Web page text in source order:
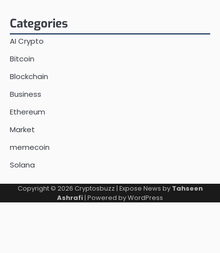
Categories
AI Crypto
Bitcoin
Blockchain
Business
Ethereum
Market
memecoin
Solana
Copyright © 2026 Cryptosbuzz | Expose News by Tahseen
Ashrafi | Powered byWordPress